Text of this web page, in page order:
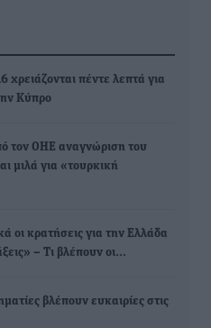
χρειάζονται πέντε λεπτά για
Κύπρο
τον ΟΗΕ αναγνώριση του
μιλά για «τουρκική
οι κρατήσεις για την Ελλάδα
– Τι βλέπουν οι…
βλέπουν ευκαιρίες στις